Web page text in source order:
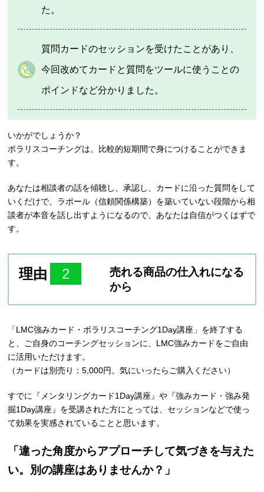
た。
質問カードのセッションを受けたことがあり、
今回改めてカードと質問をツールに使うことの
ポインドなど分かりました。
いかがでしょうか？
ポラリスコーチングは、比較的短期間で身につけることができま
す。
あなたは相談者の話を傾聴し、承認し、カードに沿った質問をして
いくだけで、ラポール（信頼関係構築）を築いていない段階から相
談者が本音を話し出すようになるので、あなたは自信がつくはずで
す。
理由 2
売れる商品の仕入れになる
から
「LMC強みカード・ポラリスコーチング1Day講座」を終了する
と、ご自身のコーチングセッションに、LMC強みカードをご自由
に活用いただけます。
（カードは別売り：5,000円。気にいったらご購入ください）
すでに『メンタリングカード1Day講座』や『強みカード・強み発
掘1Day講座』を受講された方にとっては、セッションなどで使っ
て効果を実感されていることと思います。
「違った角度からアプローチして気づきを与えた
い。別の講座はありませんか？」